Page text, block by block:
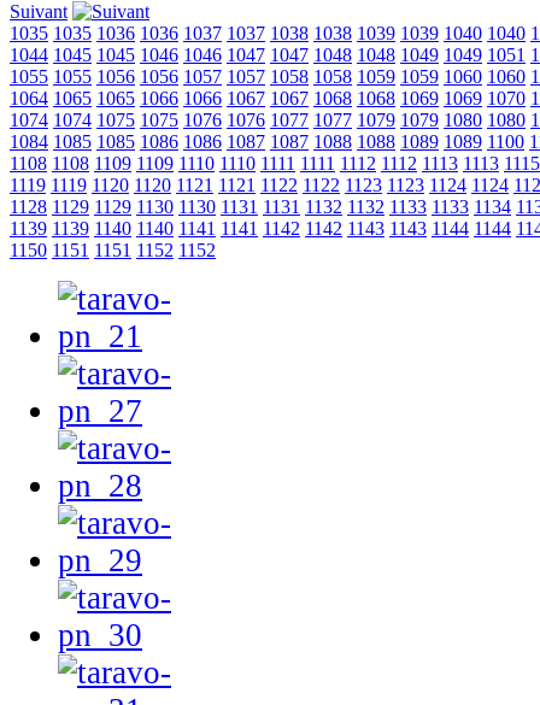
Suivant
1035 1035 1036 1036 1037 1037 1038 1038 1039 1039 1040 1040
1044 1045 1045 1046 1046 1047 1047 1048 1048 1049 1049 1051
1055 1055 1056 1056 1057 1057 1058 1058 1059 1059 1060 1060
1064 1065 1065 1066 1066 1067 1067 1068 1068 1069 1069 1070
1074 1074 1075 1075 1076 1076 1077 1077 1079 1079 1080 1080
1084 1085 1085 1086 1086 1087 1087 1088 1088 1089 1089 1100
1108 1108 1109 1109 1110 1110 1111 1111 1112 1112 1113 1113 1115
1119 1119 1120 1120 1121 1121 1122 1122 1123 1123 1124 1124
1128 1129 1129 1130 1130 1131 1131 1132 1132 1133 1133 1134
1139 1139 1140 1140 1141 1141 1142 1142 1143 1143 1144 1144
1150 1151 1151 1152 1152